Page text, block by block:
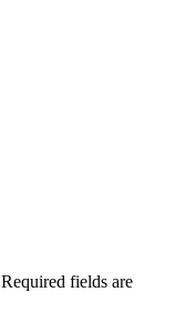
Required fields are